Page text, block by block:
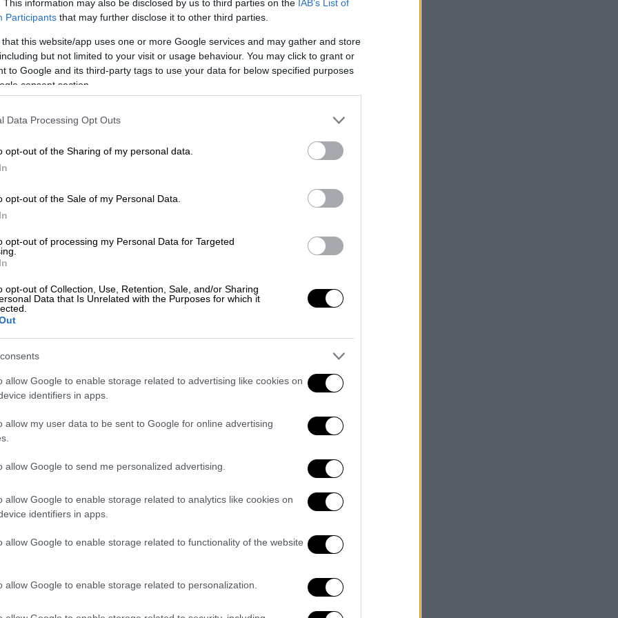
This information may also be disclosed by us to third parties on the IAB’s List of
Participants that may further disclose it to other third parties.
that this website/app uses one or more Google services and may gather and store
but not limited to your visit or usage behaviour. You may click to grant or
to Google and its third-party tags to use your data for below specified purposes
consent section.
Data Processing Opt Outs
opt-out of the Sharing of my personal data.
opt-out of the Sale of my Personal Data.
opt-out of processing my Personal Data for Targeted
opt-out of Collection, Use, Retention, Sale, and/or Sharing
Data that Is Unrelated with the Purposes for which it
allow Google to enable storage related to advertising like cookies on
identifiers in apps.
allow my user data to be sent to Google for online advertising
allow Google to send me personalized advertising.
allow Google to enable storage related to analytics like cookies on
identifiers in apps.
allow Google to enable storage related to functionality of the website
allow Google to enable storage related to personalization.
οι τοπικές αστυνομικές αρχές
να εξαφανίσουν στοιχείααπό τη δομή
της οικονομικής αστυνομίας
στους αστυνομικούς στη Χίο, να
και πραγματικά έγινε, και να
έγγραφα
των παιδιών
μην εξαφανιστούν στοιχεία. Αυτή τη
15 παιδιά, τρεις εργαζόμενοι και 6 – 7
μέρα. Θα ακολουθήσει έλεγχος της
δομές.
συνεργάτης του πατέρα